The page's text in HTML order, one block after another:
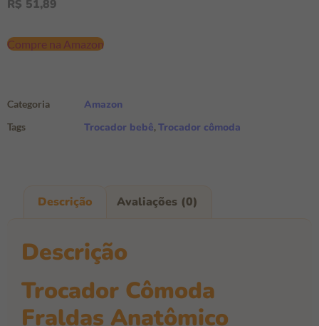
R$ 51,89
Compre na Amazon
Categoria Amazon
Tags Trocador bebê, Trocador cômoda
Descrição Avaliações (0)
Descrição
Trocador Cômoda
Fraldas Anatômico